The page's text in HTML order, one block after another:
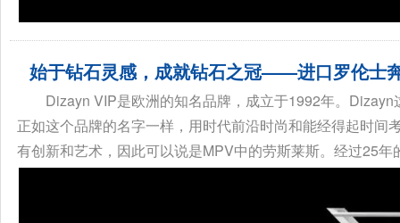
始于钻石灵感，成就钻石之冠——进口罗伦士
Dizayn VIP是欧洲的知名品牌，成立于1992年。
正如这个品牌的名字一样，用时代前沿时尚和能经得起时
有创新和艺术，因此可以说是MPV中的劳斯莱斯。经过25